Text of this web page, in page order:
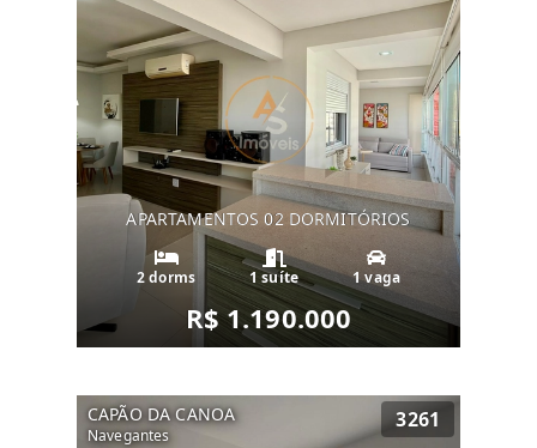
APARTAMENTOS 02 DORMITÓRIOS
2 dorms 1 suíte 1 vaga
R$ 1.190.000
CAPÃO DA CANOA
Navegantes
3261